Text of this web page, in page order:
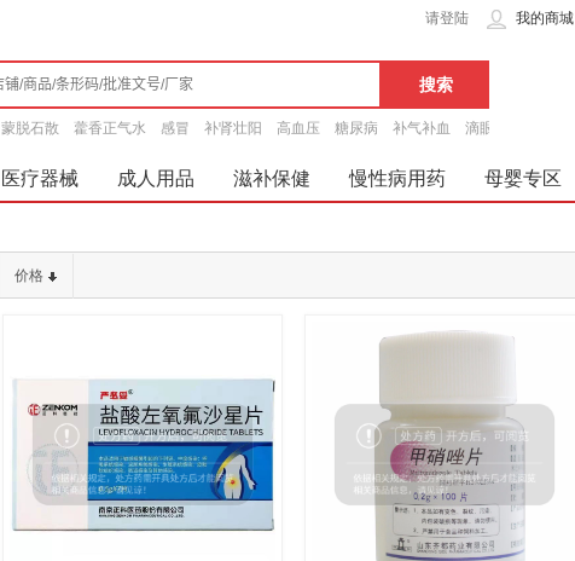
我的商城
请登陆
蒙脱石散 藿香正气水 感冒 补肾壮阳 高血压 糖尿病 补气补血 滴眼液
医疗器械 成人用品 滋补保健 慢性病用药 母婴专区
价格